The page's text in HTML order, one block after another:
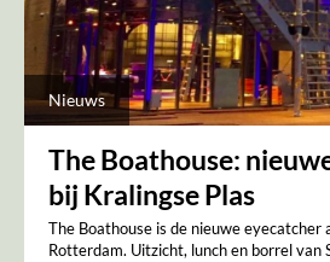
Nieuws
The Boathouse:
bij Kralingse Plas
The Boathouse is de nieuwe eyecatcher
Rotterdam. Uitzicht, lunch en borrel van